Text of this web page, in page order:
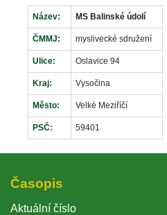
Název: MS Balinské údolí
ČMMJ: myslivecké sdružení
Ulice: Oslavice 94
Kraj: Vysočina
Město: Velké Meziříčí
PSČ: 59401
Časopi
Aktuální číslo